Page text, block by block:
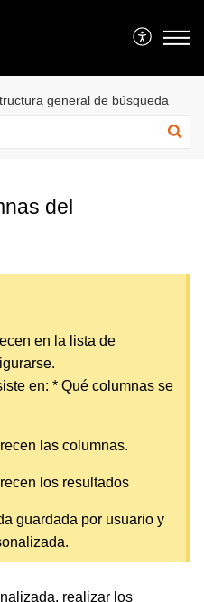
general de búsqueda
del
en la lista de
en: * Qué columnas se
las columnas.
los resultados
guardada por usuario y
realizar los